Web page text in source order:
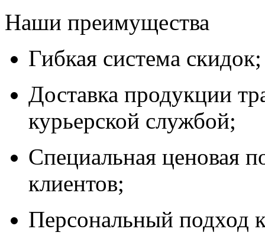
Наши преимущества
Гибкая система скидок;
Доставка продукции
курьерской службой;
Специальная ценовая
клиентов;
Персональный подход